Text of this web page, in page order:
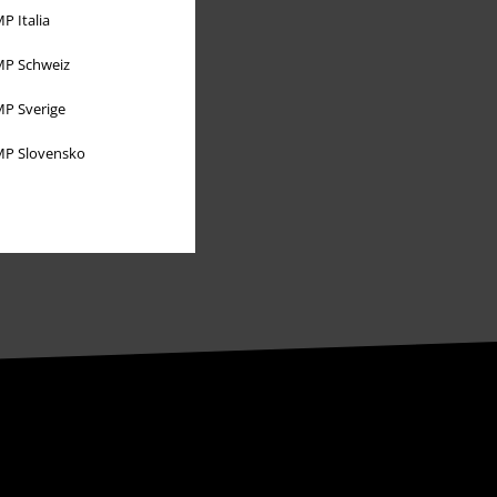
Italia
Schweiz
Sverige
Slovensko